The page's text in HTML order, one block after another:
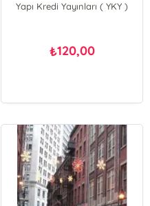
Yapı Kredi Yayınları ( YKY )
₺120,00